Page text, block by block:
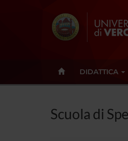
DIDATTICA
Scuola di